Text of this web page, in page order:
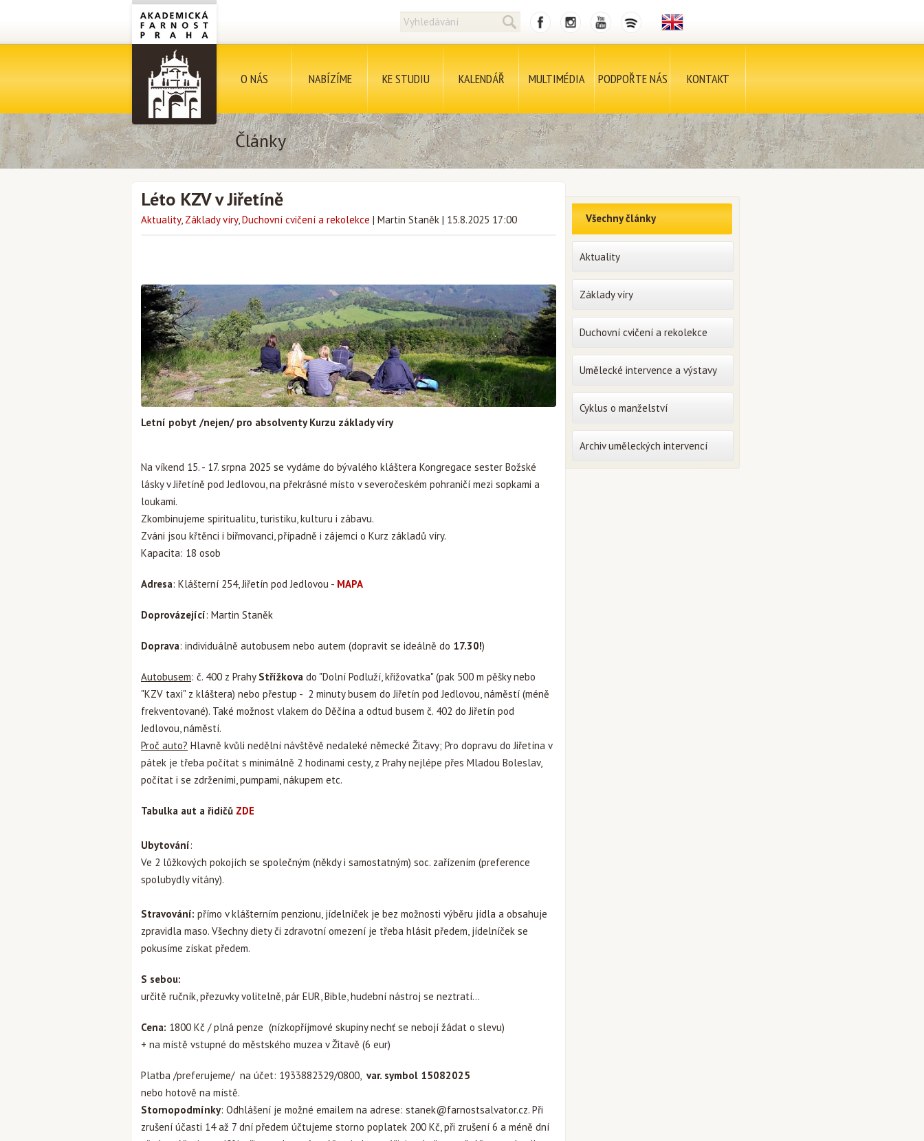
O NÁS NABÍZÍME KE STUDIU KALENDÁŘ MULTIMÉDIA PODPOŘTE NÁS KONTAKT
Články
Léto KZV v Jiřetíně
Aktuality, Základy víry,Duchovní cvičení a rekolekce | Martin Staněk | 15.8.2025 17:00
Letní pobyt /nejen/ pro absolventy Kurzu základy víry
Na víkend 15. - 17. srpna 2025 se vydáme do bývalého kláštera Kongregace sester Božské
lásky v Jiřetíně pod Jedlovou, na překrásné místo v severočeském pohraničí mezi sopkami a
loukami.
Zkombinujeme spiritualitu, turistiku, kulturu i zábavu.
Zváni jsou křtěnci i biřmovanci, případně i zájemci o Kurz základů víry.
Kapacita: 18 osob
Adresa: Klášterní 254, Jiřetín pod Jedlovou - MAPA
Doprovázející: Martin Staněk
Doprava: individuálně autobusem nebo autem (dopravit se ideálně do 17.30!)
Autobusem: č. 400 z Prahy Střížkova do "Dolní Podluží, křižovatka" (pak 500 m pěšky nebo
"KZV taxi" z kláštera) nebo přestup - 2 minuty busem do Jiřetín pod Jedlovou, náměstí (méně
frekventované). Také možnost vlakem do Děčína a odtud busem č. 402 do Jiřetín pod
Jedlovou, náměstí.
Proč auto? Hlavně kvůli nedělní návštěvě nedaleké německé Žitavy; Pro dopravu do Jiřetína v
pátek je třeba počítat s minimálně 2 hodinami cesty, z Prahy nejlépe přes Mladou Boleslav,
počítat i se zdrženími, pumpami, nákupem etc.
Tabulka aut a řidičů ZDE
Ubytování:
Ve 2 lůžkových pokojích se společným (někdy i samostatným) soc. zařízením (preference
spolubydly vítány).
Stravování: přímo v klášterním penzionu, jídelníček je bez možnosti výběru jídla a obsahuje
zpravidla maso. Všechny diety či zdravotní omezení je třeba hlásit předem, jídelníček se
pokusíme získat předem.
S sebou:
určitě ručník, přezuvky volitelně, pár EUR, Bible, hudební nástroj se neztratí...
Cena: 1800 Kč / plná penze (nízkopříjmové skupiny nechť se nebojí žádat o slevu)
+ na místě vstupné do městského muzea v Žitavě (6 eur)
Platba /preferujeme/ na účet: 1933882329/0800, var. symbol 15082025
nebo hotově na místě.
Stornopodmínky: Odhlášení je možné emailem na adrese: stanek@farnostsalvator.cz. Při
zrušení účasti 14 až 7 dní předem účtujeme storno poplatek 200 Kč, při zrušení 6 a méně dní
Všechny články
Aktuality
Základy víry
Duchovní cvičení a rekolekce
Umělecké intervence a výstavy
Cyklus o manželství
Archiv uměleckých intervencí